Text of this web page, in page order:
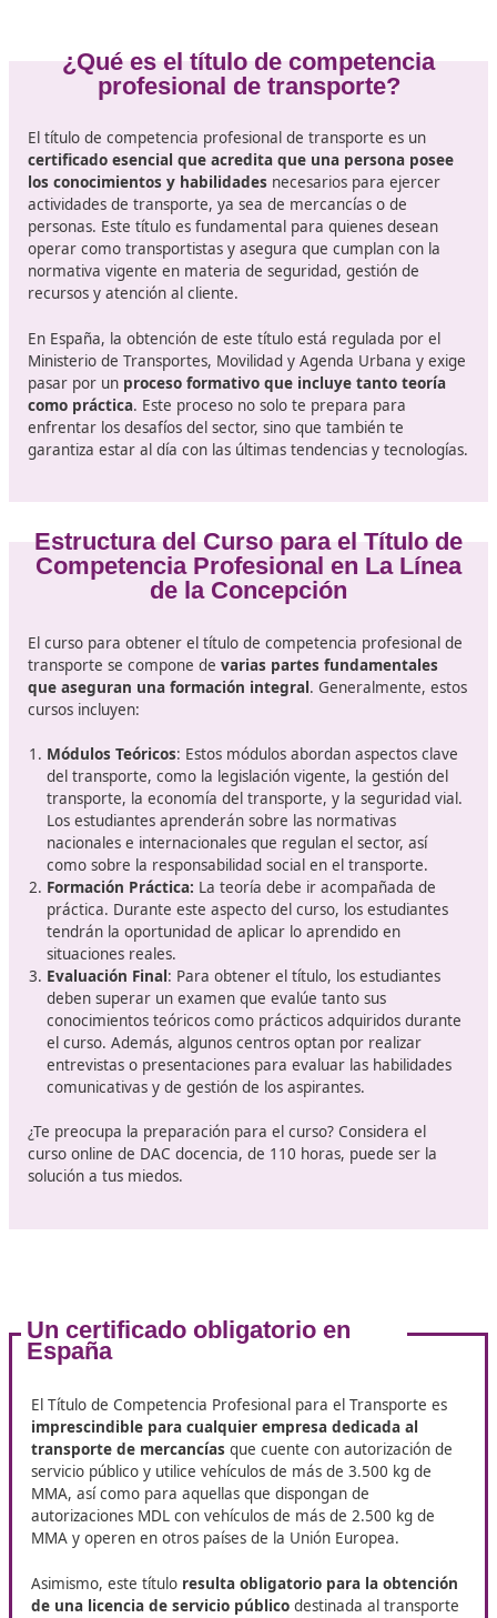
acreditada.
• Mejora de competencias: El curso te proporcionará
habilidades necesarias para gestionar un negocio de
transporte de manera efectiva, abarcando desde la
de rutas hasta el trato con los clientes.
•Cumplimiento normativo : Conocer las leyes y
regulaciones aplicables te ayudará a operar dentro del
marco legal y evitar sanciones.
•Desarrollo profesional:Tener este título te permitirá
avanzar en tu carrera y optar a puestos de mayor
responsabilidad, así como mejorar tu salario.
¿Qué es el título de
profesional de transporte?
certificado esencial que acredita que una persona
los conocimientos y habilidadesnecesarios para
actividades de transporte, ya sea de mercancías o de
personas. Este título es fundamental para quienes
operar como transportistas y asegura que cumplan
normativa vigente en materia de seguridad, gestión de
recursos y atención al cliente.
En España, la obtención de este título está regulada
Ministerio de Transportes, Movilidad y Agenda Urbana
pasar por unproceso formativo que incluye tanto
como práctica. Este proceso no solo te prepara para
enfrentar los desafíos del sector, sino que también te
garantiza estar al día con las últimas tendencias y
Estructura del Curso para el
Competencia Profesional en La
de la Concepción
Módulos Teóricos: Estos módulos abordan
del transporte, como la legislación vigente, la
transporte, la economía del transporte, y la
Los estudiantes aprenderán sobre las normativas
nacionales e internacionales que regulan el sector,
como sobre la responsabilidad social en el
Formación Práctica:La teoría debe ir acompañada
práctica. Durante este aspecto del curso, los
tendrán la oportunidad de aplicar lo aprendido en
situaciones reales.
Evaluación Final: Para obtener el título, los